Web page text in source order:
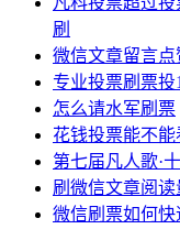
刷
微信文章留言点
专业投票刷票投
怎么请水军刷票
花钱投票能不能
第七届凡人歌·
刷微信文章阅
微信刷票如何